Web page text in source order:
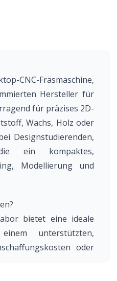
CNC-Fräsmaschine,
Hersteller für
für präzises 2D-
Wachs, Holz oder
Designstudierenden,
ein kompaktes,
Modellierung und
bietet eine ideale
unterstützten,
oder